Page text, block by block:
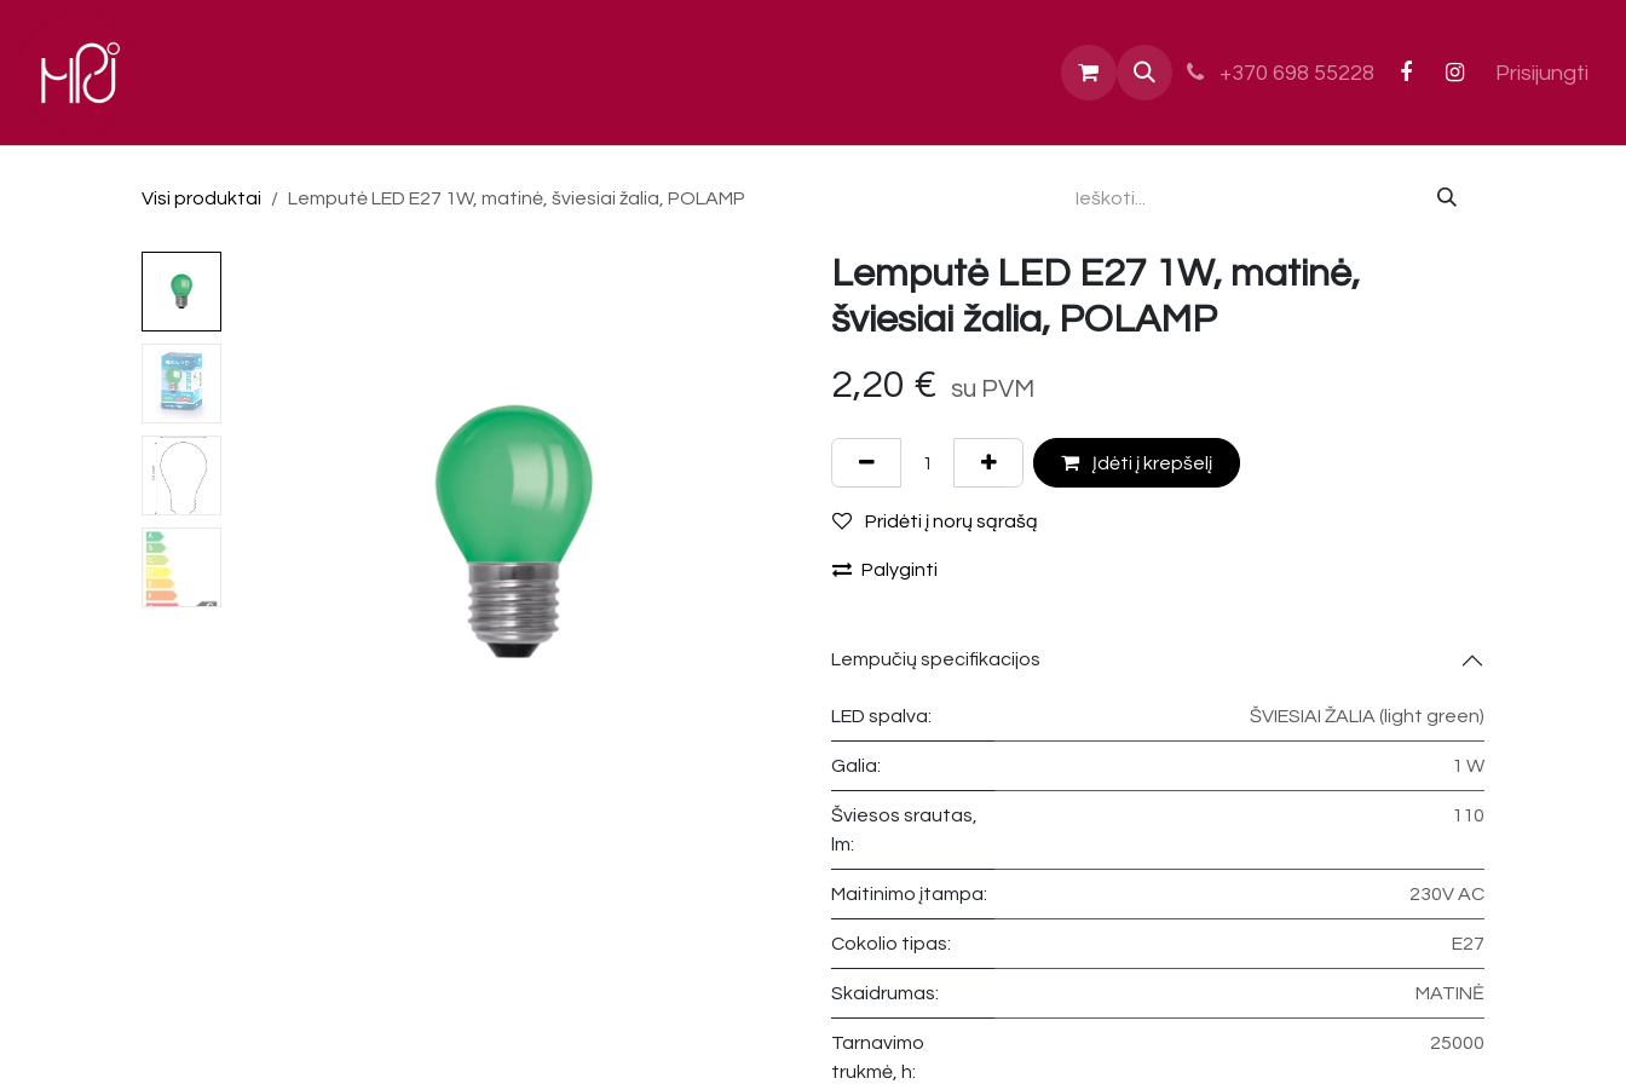
Kontaktai +370 698 55228 Prisijungti
Visi produktai Lemputė LED E27 1W, matinė, šviesiai žalia, POLAMP
Lemputė LED E27 1W, matinė,
šviesiai žalia, POLAMP
2,20 € su PVM
Įdėti į krepšelį
Pridėti į norų sąrašą
Palyginti
Lempučių specifikacijos
LED spalva: ŠVIESIAI ŽALIA (light green)
Galia: 1 W
Šviesos srautas,
lm:
110
Maitinimo įtampa: 230V AC
Cokolio tipas: E27
Skaidrumas: MATINĖ
Tarnavimo
trukmė, h:
25000